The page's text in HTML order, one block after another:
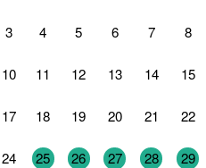
3 4 5 6 7 8
10 11 12 13 14 15
17 18 19 20 21 22
24 25 26 27 28 29